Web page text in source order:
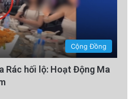
Cộng Đồng
Rác hối lộ: Hoạt Động Ma